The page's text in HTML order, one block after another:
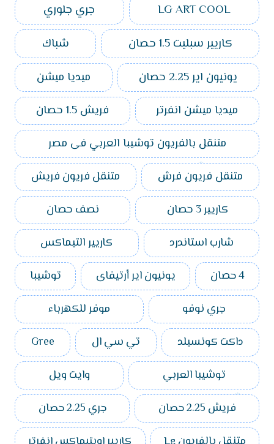
LG ART COOL
جري جلوري
كاريير سبليت 1.5 حصان
شباك
يونيون اير 2.25 حصان
ميديا ميشن
ميديا ميشن انفرتر
فريش 1.5 حصان
متنقل بالفريون توشيبا العربي فى مصر
متنقل فريون فرش
متنقل فريون فريش
كاريير 3 حصان
نصف حصان
شارب استاندرد
كاريير التيماكس
4 حصان
يونيون اير أرتيفاى
توشيبا
جري نوفو
موفر للكهرباء
داكت كونسيلد
تي سي ال
Gree
توشيبا العربي
وايت ويل
فريش 2.25 حصان
جري 2.25 حصان